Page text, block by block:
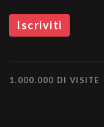
1.000.000 DI VISITE